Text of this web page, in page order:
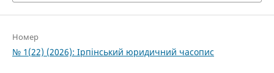
Номер
№ 1(22) (2026): Ірпінський юридичний часопис